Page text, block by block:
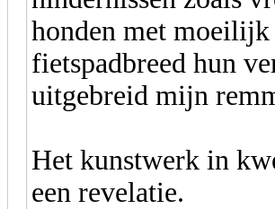
honden met moeilijk
fietspadbreed hun
uitgebreid mijn
Het kunstwerk in
een revelatie.